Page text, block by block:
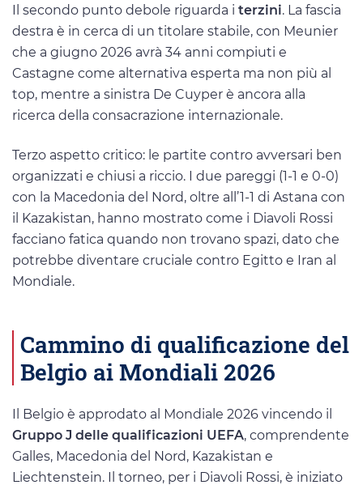
Il secondo punto debole riguarda i terzini. La fascia
destra è in cerca di un titolare stabile, con Meunier
che a giugno 2026 avrà 34 anni compiuti e
Castagne come alternativa esperta ma non più al
top, mentre a sinistra De Cuyper è ancora alla
ricerca della consacrazione internazionale.
Terzo aspetto critico: le partite contro avversari ben
organizzati e chiusi a riccio. I due pareggi (1-1 e 0-0)
con la Macedonia del Nord, oltre all’1-1 di Astana con
il Kazakistan, hanno mostrato come i Diavoli Rossi
facciano fatica quando non trovano spazi, dato che
potrebbe diventare cruciale contro Egitto e Iran al
Mondiale.
Cammino di qualificazione del
Belgio ai Mondiali 2026
Il Belgio è approdato al Mondiale 2026 vincendo il
Gruppo J delle qualificazioni UEFA, comprendente
Galles, Macedonia del Nord, Kazakistan e
Liechtenstein. Il torneo, per i Diavoli Rossi, è iniziato